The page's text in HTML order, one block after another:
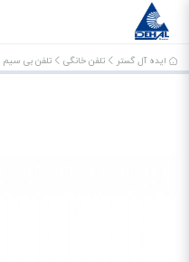
ایده آل گستر تلفن خانگی تلفن بی سیم